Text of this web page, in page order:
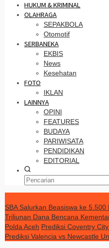
HUKUM & KRIMINAL
OLAHRAGA
SEPAKBOLA
Otomotif
SERBANEKA
EKBIS
News
Kesehatan
FOTO
IKLAN
LAINNYA
OPINI
FEATURES
BUDAYA
PARIWISATA
PENDIDIKAN
EDITORIAL
SBA Salurkan Beasiswa ke 5.500
Triliunan Dana Bencana
Polda Aceh Prediksi Coventry
Prediksi Valencia vs Newcastle